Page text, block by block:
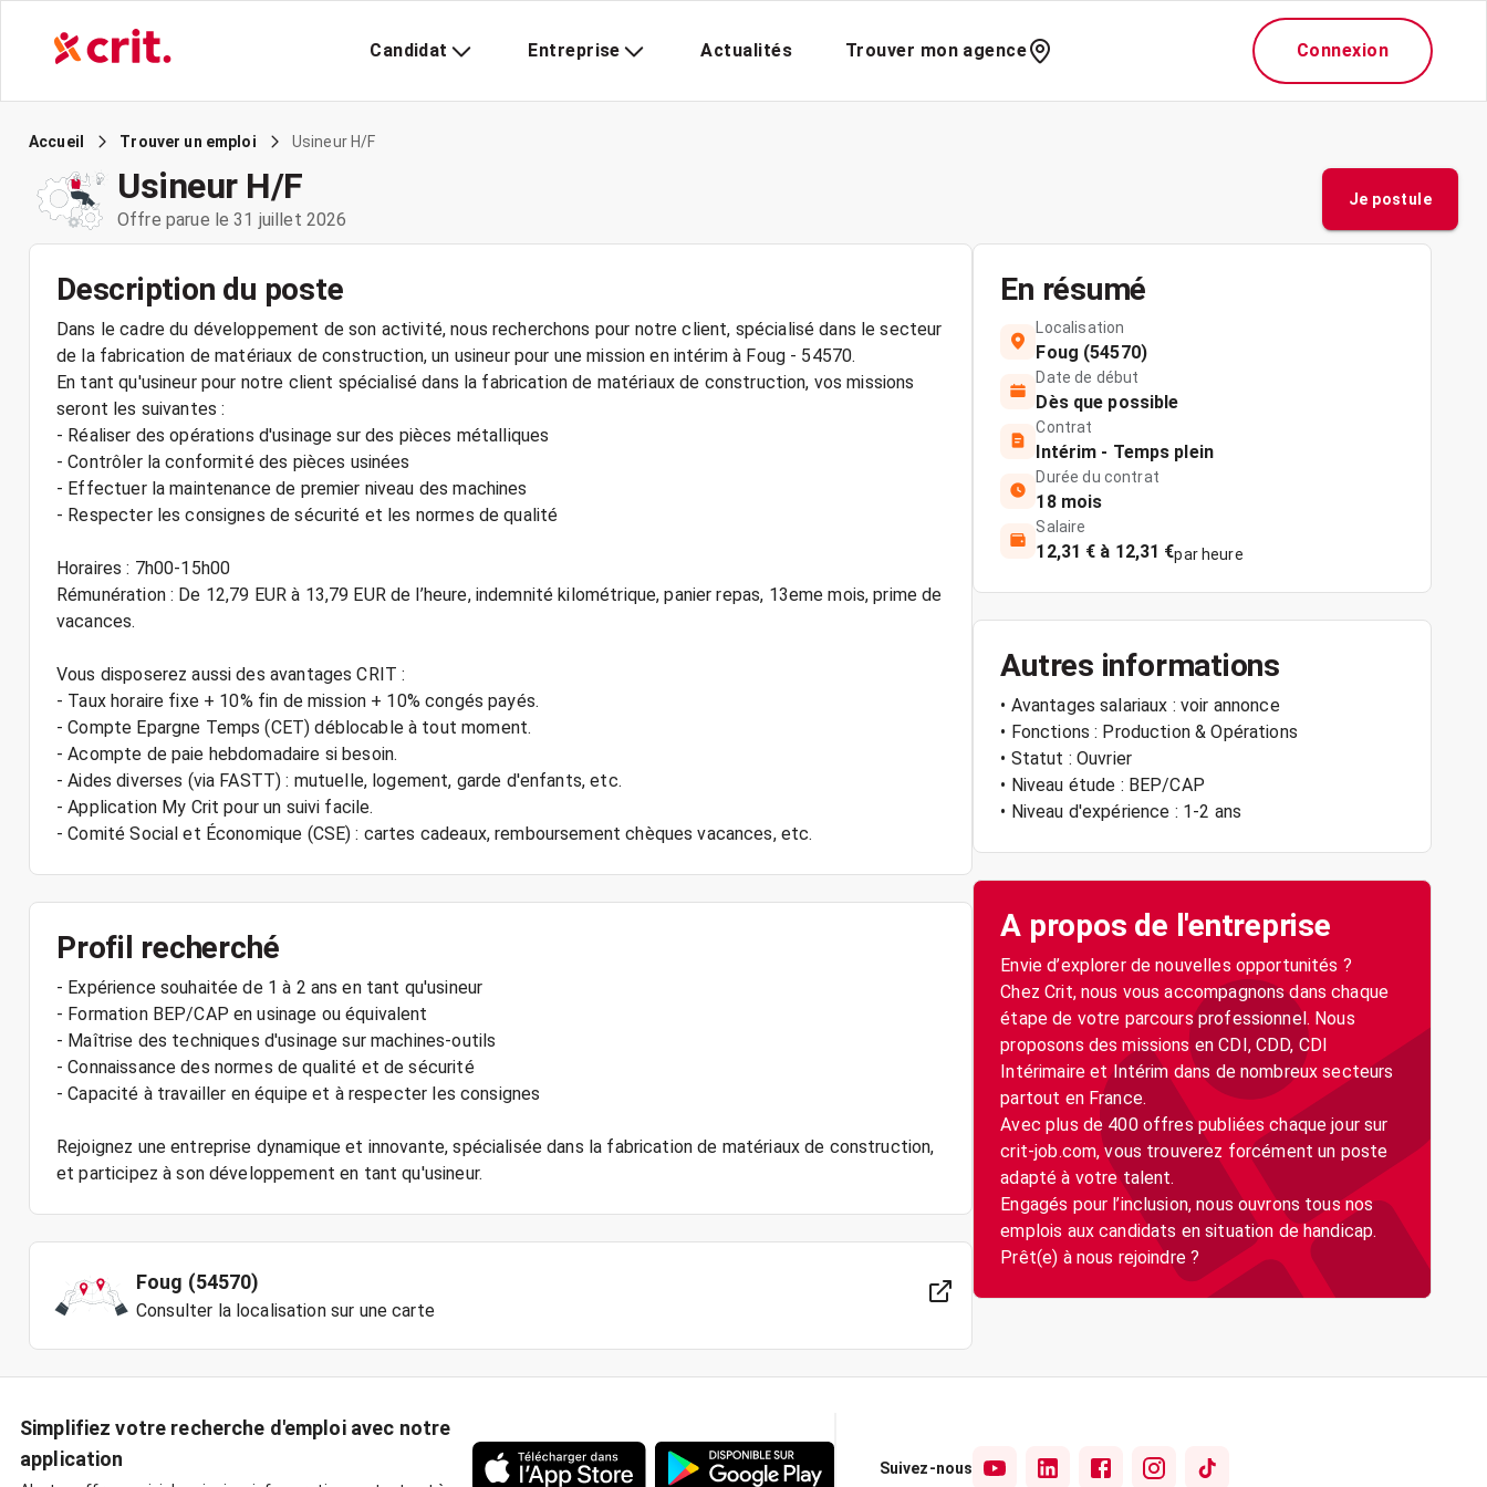
Candidat Entreprise Actualités Trouver mon agence Connexion
Accueil Trouver un emploi Usineur H/F
Usineur H/F
Offre parue le 31 juillet 2026
Je postule
Description du poste
Dans le cadre du développement de son activité, nous recherchons pour notre client, spécialisé dans le secteur
de la fabrication de matériaux de construction, un usineur pour une mission en intérim à Foug - 54570.
En tant qu'usineur pour notre client spécialisé dans la fabrication de matériaux de construction, vos missions
seront les suivantes :
- Réaliser des opérations d'usinage sur des pièces métalliques
- Contrôler la conformité des pièces usinées
- Effectuer la maintenance de premier niveau des machines
- Respecter les consignes de sécurité et les normes de qualité
Horaires : 7h00-15h00
Rémunération : De 12,79 EUR à 13,79 EUR de l’heure, indemnité kilométrique, panier repas, 13eme mois, prime de
vacances.
Vous disposerez aussi des avantages CRIT :
- Taux horaire fixe + 10% fin de mission + 10% congés payés.
- Compte Epargne Temps (CET) déblocable à tout moment.
- Acompte de paie hebdomadaire si besoin.
- Aides diverses (via FASTT) : mutuelle, logement, garde d'enfants, etc.
- Application My Crit pour un suivi facile.
Profil recherché
- Expérience souhaitée de 1 à 2 ans en tant qu'usineur
- Formation BEP/CAP en usinage ou équivalent
- Maîtrise des techniques d'usinage sur machines-outils
- Connaissance des normes de qualité et de sécurité
- Capacité à travailler en équipe et à respecter les consignes
Rejoignez une entreprise dynamique et innovante, spécialisée dans la fabrication de matériaux de construction,
Foug (54570)
Consulter la localisation sur une carte
En résumé
Localisation
Foug (54570)
Date de début
Dès que possible
Contrat
Intérim - Temps plein
Durée du contrat
18 mois
Salaire
12,31 € à 12,31 €par heure
Autres informations
• Avantages salariaux : voir annonce
• Fonctions : Production & Opérations
• Statut : Ouvrier
• Niveau étude : BEP/CAP
• Niveau d'expérience : 1-2 ans
A propos de l'entreprise
Envie d’explorer de nouvelles opportunités ?
Chez Crit, nous vous accompagnons dans chaque
étape de votre parcours professionnel. Nous
proposons des missions en CDI, CDD, CDI
Intérimaire et Intérim dans de nombreux secteurs
partout en France.
Avec plus de 400 offres publiées chaque jour sur
crit-job.com, vous trouverez forcément un poste
adapté à votre talent.
Engagés pour l’inclusion, nous ouvrons tous nos
emplois aux candidats en situation de handicap.
Simplifiez votre recherche d'emploi avec notre
application
Suivez-nous